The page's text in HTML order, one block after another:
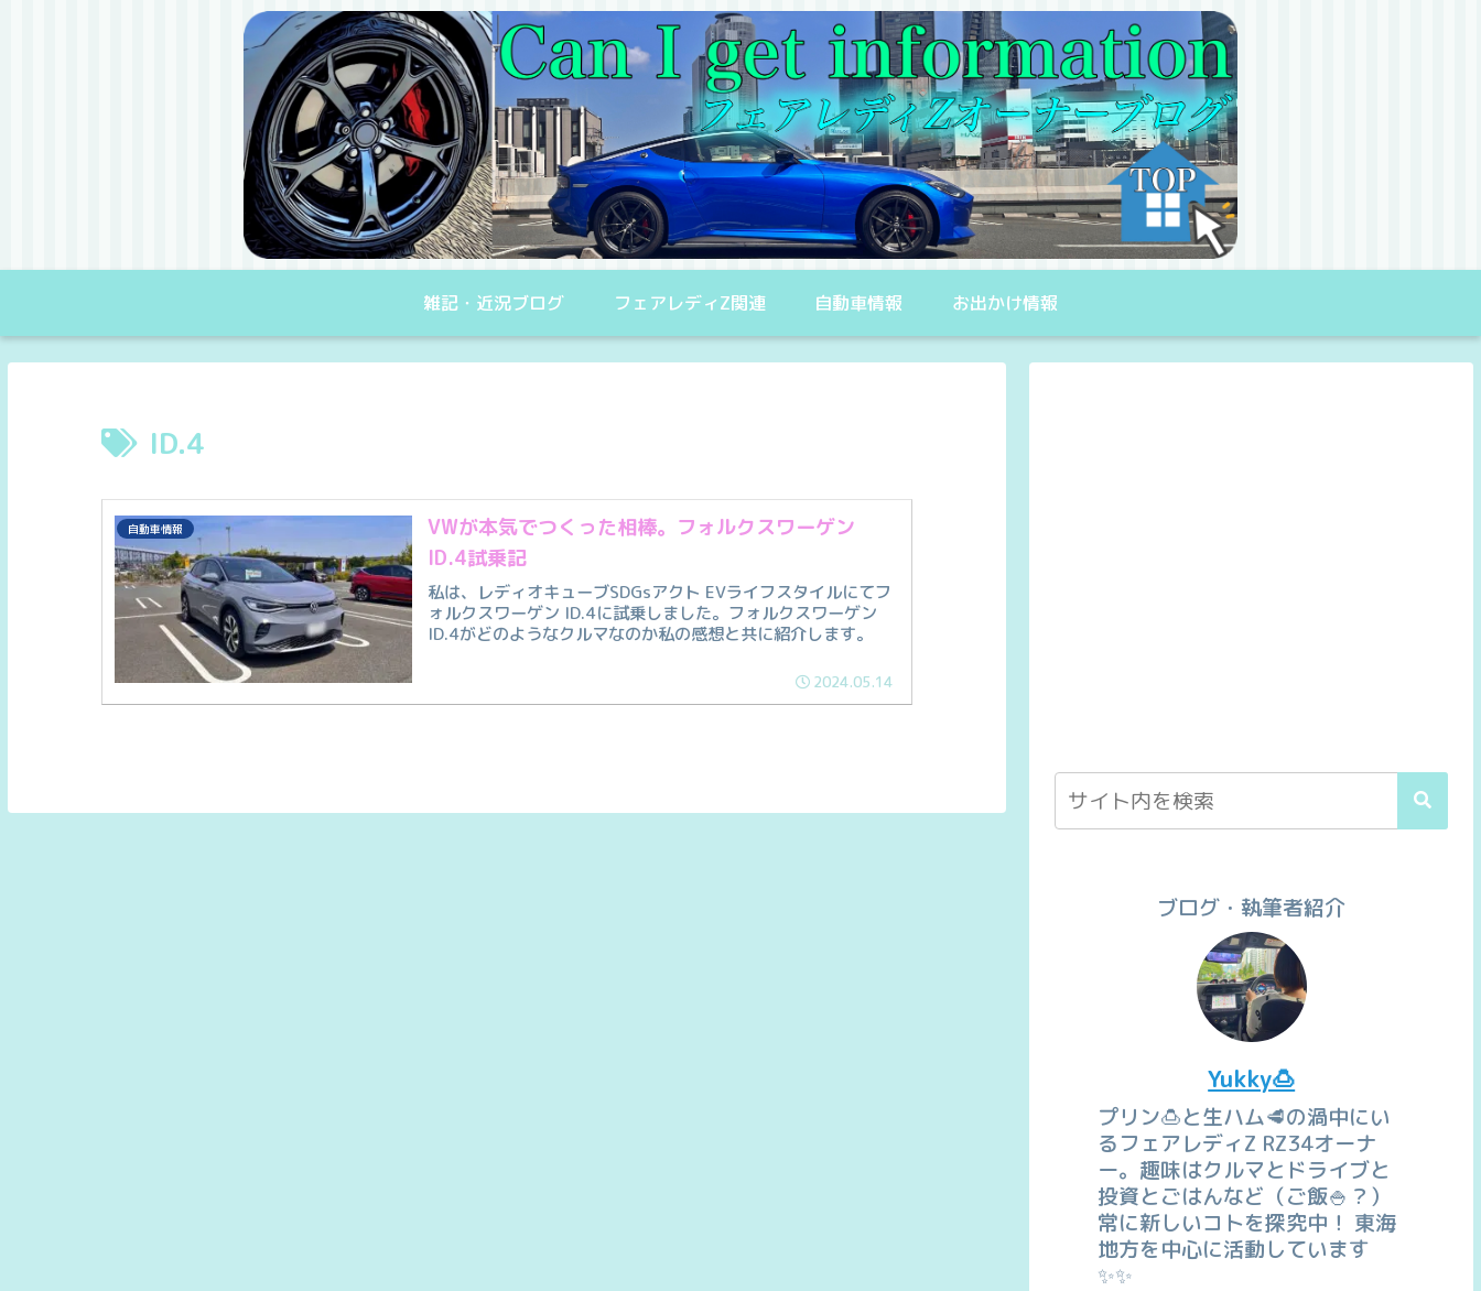
雑記・近況ブログ フェアレディZ関連 自動車情報 お出かけ情報
ID.4
自動車情報
VWが本気でつくった相棒。フォルクスワーゲン
ID.4試乗記
私は、レディオキューブSDGsアクト EVライフスタイルにてフ
ォルクスワーゲン ID.4に試乗しました。フォルクスワーゲン
ID.4がどのようなクルマなのか私の感想と共に紹介します。
2024.05.14
ブログ・執筆者紹介
Yukky🍮
プリン🍮と生ハム🥩の渦中にい
るフェアレディZ RZ34オーナ
ー。趣味はクルマとドライブと
投資とごはんなど（ご飯🍚？）
常に新しいコトを探究中！ 東海
地方を中心に活動しています
✨✨